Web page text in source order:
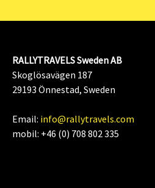
RALLYTRAVELS Sweden AB
Skoglösavägen 187
29193 Önnestad, Sweden
Email: info@rallytravels.com
mobil: +46 (0) 708 802 335